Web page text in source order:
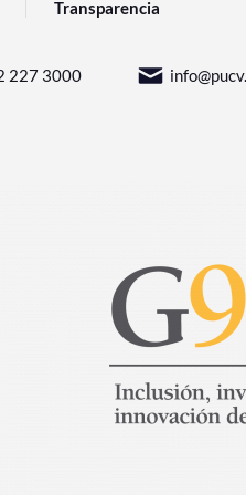
Transparencia
227 3000